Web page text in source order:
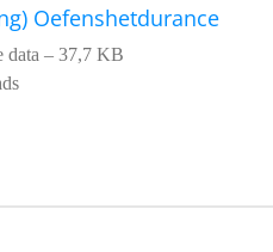
Oefenshetdurance
data – 37,7 KB